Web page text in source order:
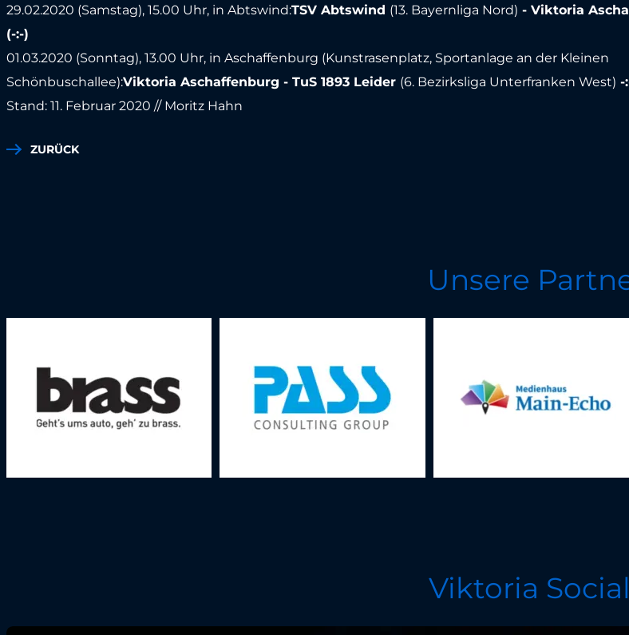
29.02.2020 (Samstag), 15.00 Uhr, in Abtswind:TSV Abtswind (13. Bayernliga Nord) - Viktoria
(-:-)
01.03.2020 (Sonntag), 13.00 Uhr, in Aschaffenburg (Kunstrasenplatz, Sportanlage an der Kleinen
Schönbuschallee):Viktoria Aschaffenburg - TuS 1893 Leider (6. Bezirksliga Unterfranken West) -
Stand: 11. Februar 2020 // Moritz Hahn
ZURÜCK
Unsere
Viktoria